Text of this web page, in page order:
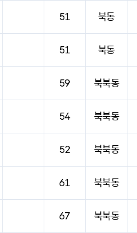
51 북동
51 북동
59 북북동
54 북북동
52 북북동
61 북북동
67 북북동